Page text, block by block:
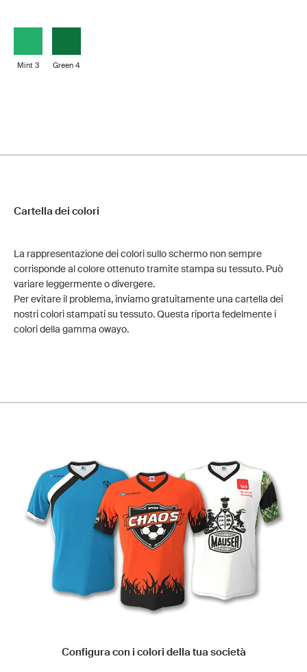
Mint 3 Green 4
Cartella dei colori
La rappresentazione dei colori sullo schermo non sempre
corrisponde al colore ottenuto tramite stampa su tessuto. Può
variare leggermente o divergere.
Per evitare il problema, inviamo gratuitamente una cartella dei
nostri colori stampati su tessuto. Questa riporta fedelmente i
colori della gamma owayo.
Configura con i colori della tua società